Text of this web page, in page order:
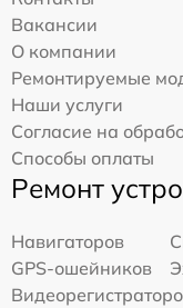
Вакансии
О компании
Ремонтируемые
Наши услуги
Согласие на
Способы оплаты
Ремонт
Навигаторов
GPS-ошейников